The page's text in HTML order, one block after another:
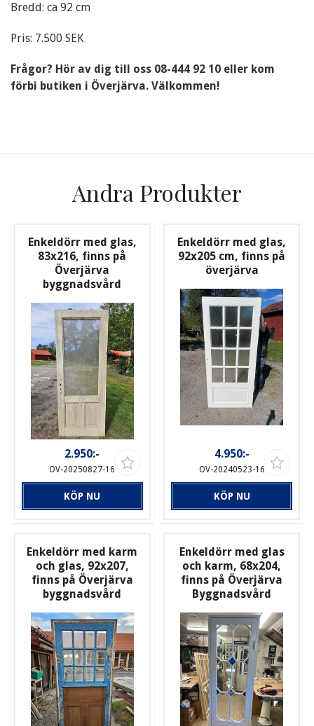
Bredd: ca 92 cm
Pris: 7.500 SEK
Frågor? Hör av dig till oss 08-444 92 10 eller kom
förbi butiken i Överjärva. Välkommen!
Andra Produkter
Enkeldörr med glas,
83x216, finns på
Överjärva
byggnadsvård
2.950:-
OV-20250827-16
KÖP NU
Enkeldörr med glas,
92x205 cm, finns på
överjärva
4.950:-
OV-20240523-16
KÖP NU
Enkeldörr med karm
och glas, 92x207,
finns på Överjärva
byggnadsvård
Enkeldörr med glas
och karm, 68x204,
finns på Överjärva
Byggnadsvård